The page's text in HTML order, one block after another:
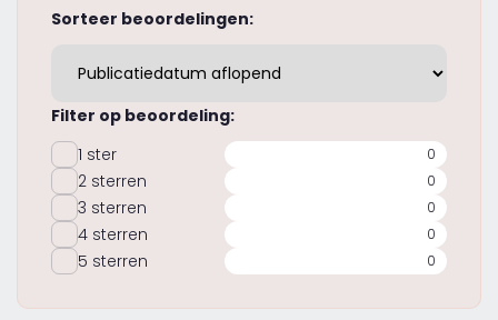
Sorteer beoordelingen:
Filter op beoordeling:
1 ster
0
2 sterren 0
3 sterren 0
4 sterren 0
5 sterren 0